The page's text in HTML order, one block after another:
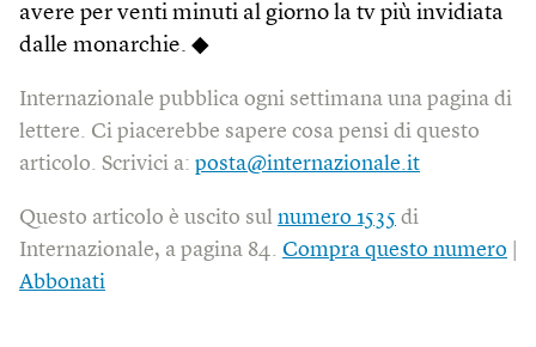
avere per venti minuti al giorno la tv più invidiata
dalle monarchie. ◆
Internazionale pubblica ogni settimana una pagina di
lettere. Ci piacerebbe sapere cosa pensi di questo
articolo. Scrivici a: posta@internazionale.it
Questo articolo è uscito sul numero 1535 di
Internazionale, a pagina 84. Compra questo numero
Abbonati